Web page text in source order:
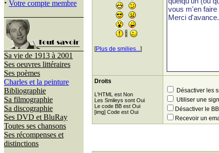
· Votre compte membre
Sa vie de 1913 à 2001
Ses oeuvres littéraires
Ses poèmes
Charles et la peinture
Bibliographie
Sa filmographie
Sa discographie
Ses DVD et BluRay
Toutes ses chansons
Ses récompenses et
distinctions
[Plus de smilies...]
Droits
L'HTML est Non
Les Smileys sont Oui
Le code BB est Oui
[img] Code est Oui
Désactiver les
Utiliser une
Désactiver le
Recevoir un